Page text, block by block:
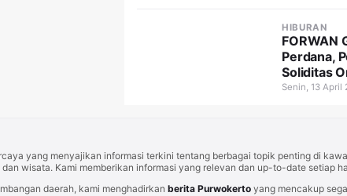
HIBURAN
FORWAN
Perdana,
Soliditas
Senin, 13 April
yang menyajikan informasi terkini tentang berbagai topik penting di
wisata. Kami memberikan informasi yang relevan dan up-to-date setiap
daerah, kami menghadirkan berita Purwokertoyang mencakup